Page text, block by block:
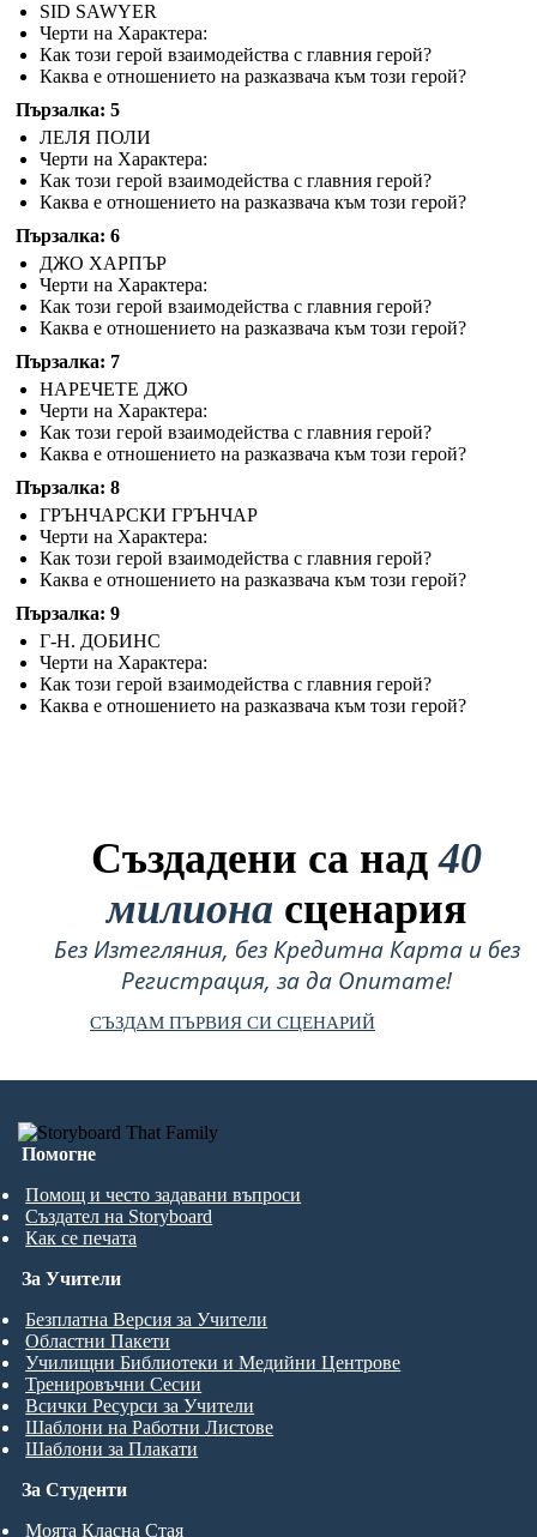
SID SAWYER
Черти на Характера:
Как този герой взаимодейства с главния герой?
Каква е отношението на разказвача към този герой?
Пързалка: 5
ЛЕЛЯ ПОЛИ
Черти на Характера:
Как този герой взаимодейства с главния герой?
Каква е отношението на разказвача към този герой?
Пързалка: 6
ДЖО ХАРПЪР
Черти на Характера:
Как този герой взаимодейства с главния герой?
Каква е отношението на разказвача към този герой?
Пързалка: 7
НАРЕЧЕТЕ ДЖО
Черти на Характера:
Как този герой взаимодейства с главния герой?
Каква е отношението на разказвача към този герой?
Пързалка: 8
ГРЪНЧАРСКИ ГРЪНЧАР
Черти на Характера:
Как този герой взаимодейства с главния герой?
Каква е отношението на разказвача към този герой?
Пързалка: 9
Г-Н. ДОБИНС
Черти на Характера:
Как този герой взаимодейства с главния герой?
Каква е отношението на разказвача към този герой?
Създадени са над40
милиона сценария
Без Изтегляния, без Кредитна Карта и без
Регистрация, за да Опитате!
СЪЗДАМ ПЪРВИЯ СИ СЦЕНАРИЙ
Помогне
Помощ и често задавани въпроси
Създател на Storyboard
Как се печата
За Студенти
Моята Класна Стая
За Учители
Безплатна Версия за Учители
Областни Пакети
Училищни Библиотеки и Медийни Центрове
Тренировъчни Сесии
Всички Ресурси за Учители
Шаблони на Работни Листове
Шаблони за Плакати